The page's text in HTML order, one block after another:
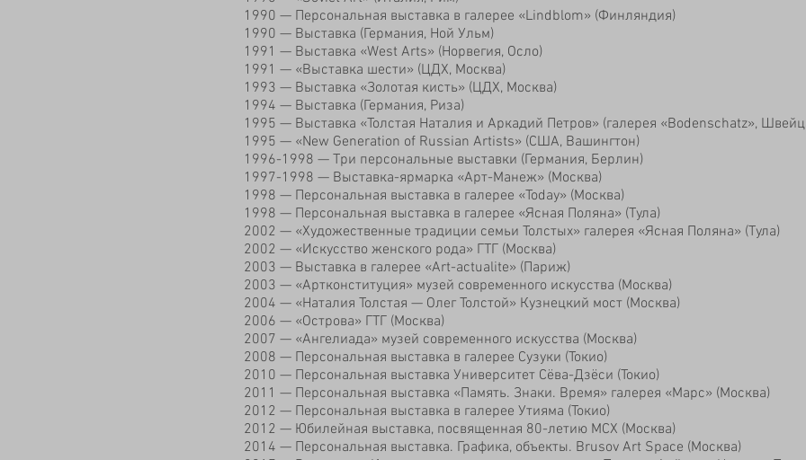
1990 — Персональная выставка в галерее «Lindblom» (Финляндия)
1990 — Выставка (Германия, Ной Ульм)
1991 — Выставка «West Arts» (Норвегия, Осло)
1991 — «Выставка шести» (ЦДХ, Москва)
1993 — Выставка «Золотая кисть» (ЦДХ, Москва)
1994 — Выставка (Германия, Риза)
1995 — Выставка «Толстая Наталия и Аркадий Петров» (галерея «Bodenschatz»,
1995 — «New Generation of Russian Artists» (США, Вашингтон)
1996-1998 — Три персональные выставки (Германия, Берлин)
1997-1998 — Выставка-ярмарка «Арт-Манеж» (Москва)
1998 — Персональная выставка в галерее «Today» (Москва)
1998 — Персональная выставка в галерее «Ясная Поляна» (Тула)
2002 — «Художественные традиции семьи Толстых» галерея «Ясная Поляна» (Тула)
2002 — «Искусство женского рода» ГТГ (Москва)
2003 — Выставка в галерее «Art-actualite» (Париж)
2003 — «Артконституция» музей современного искусства (Москва)
2004 — «Наталия Толстая — Олег Толстой» Кузнецкий мост (Москва)
2006 — «Острова» ГТГ (Москва)
2007 — «Ангелиада» музей современного искусства (Москва)
2008 — Персональная выставка в галерее Сузуки (Токио)
2010 — Персональная выставка Университет Сёва-Дзёси (Токио)
2011 — Персональная выставка «Память. Знаки. Время» галерея «Марс» (Москва)
2012 — Персональная выставка в галерее Утияма (Токио)
2012 — Юбилейная выставка, посвященная 80-летию МСХ (Москва)
2014 — Персональная выставка. Графика, объекты. Brusov Art Space (Москва)